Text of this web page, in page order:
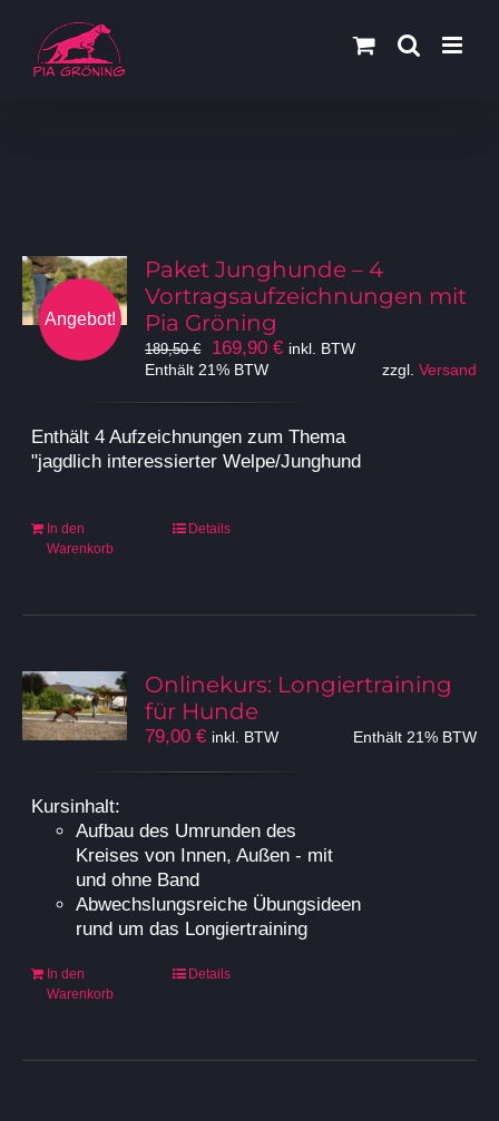
Inhalt
springen
Angebot!
Paket Junghunde – 4
Vortragsaufzeichnungen mit
Pia Gröning
189,50€
Ursprünglicher
Preis
169,90€Aktueller
inkl. BTW
Enthält 21% BTW zzgl. Versand
Enthält 4 Aufzeichnungen zum Thema
"jagdlich interessierter Welpe/Junghund
In den
Warenkorb
Details
Onlinekurs: Longiertraining
für Hunde
79,00€ inkl. BTW Enthält 21% BTW
Kursinhalt:
Aufbau des Umrunden des
Kreises von Innen, Außen - mit
und ohne Band
Abwechslungsreiche Übungsideen
rund um das Longiertraining
In den
Warenkorb
Details